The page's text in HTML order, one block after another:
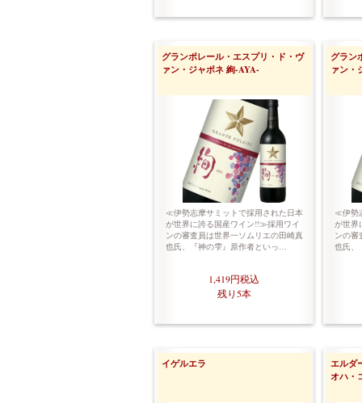
グランポレール・エスプリ・ド・ヴ
ァン・ジャポネ 絢-AYA-
≪伊勢志摩サミットで採用された日本
が世界に誇る国産ワイン!!≫採用ワイ
ンの審査員は世界一ソムリエの田崎真
也氏、『神の雫』原作者といっ…
1,419円税込
残り5本
グラン
ァン・
≪伊勢
が世界
ンの審
也氏、
イゲルエラ
エルダ
オハ・